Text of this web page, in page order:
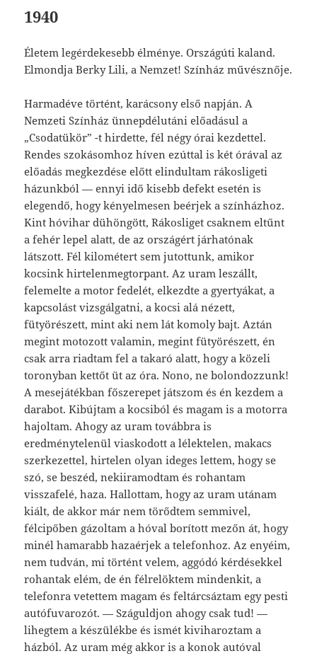
1940
Életem legérdekesebb élménye. Országúti kaland.
Elmondja Berky Lili, a Nemzet! Színház művésznője.
Harmadéve történt, karácsony első napján. A
Nemzeti Színház ünnepdélutáni előadásul a
„Csodatükör” -t hirdette, fél négy órai kezdettel.
Rendes szokásomhoz híven ezúttal is két órával az
előadás megkezdése előtt elindultam rákosligeti
házunkból — ennyi idő kisebb defekt esetén is
elegendő, hogy kényelmesen beérjek a színházhoz.
Kint hóvihar dühöngött, Rákosliget csaknem eltűnt
a fehér lepel alatt, de az országért járhatónak
látszott. Fél kilométert sem jutottunk, amikor
kocsink hirtelenmegtorpant. Az uram leszállt,
felemelte a motor fedelét, elkezdte a gyertyákat, a
kapcsolást vizsgálgatni, a kocsi alá nézett,
fütyörészett, mint aki nem lát komoly bajt. Aztán
megint motozott valamin, megint fütyörészett, én
csak arra riadtam fel a takaró alatt, hogy a közeli
toronyban kettőt üt az óra. Nono, ne bolondozzunk!
A mesejátékban főszerepet játszom és én kezdem a
darabot. Kibújtam a kocsiból és magam is a motorra
hajoltam. Ahogy az uram továbbra is
eredménytelenül viaskodott a lélektelen, makacs
szerkezettel, hirtelen olyan ideges lettem, hogy se
szó, se beszéd, nekiiramodtam és rohantam
visszafelé, haza. Hallottam, hogy az uram utánam
kiált, de akkor már nem törődtem semmivel,
félcipőben gázoltam a hóval borított mezőn át, hogy
minél hamarabb hazaérjek a telefonhoz. Az enyéim,
nem tudván, mi történt velem, aggódó kérdésekkel
rohantak elém, de én félrelöktem mindenkit, a
telefonra vetettem magam és feltárcsáztam egy pesti
autófuvarozót. — Száguldjon ahogy csak tud! —
lihegtem a készülékbe és ismét kiviharoztam a
házból. Az uram még akkor is a konok autóval